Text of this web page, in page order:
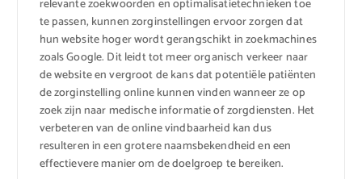
relevante zoekwoorden en optimalisatietechnieken toe
te passen, kunnen zorginstellingen ervoor zorgen dat
hun website hoger wordt gerangschikt in zoekmachines
zoals Google. Dit leidt tot meer organisch verkeer naar
de website en vergroot de kans dat potentiële patiënten
de zorginstelling online kunnen vinden wanneer ze op
zoek zijn naar medische informatie of zorgdiensten. Het
verbeteren van de online vindbaarheid kan dus
resulteren in een grotere naamsbekendheid en een
effectievere manier om de doelgroep te bereiken.